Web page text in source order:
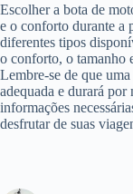
Escolher a bota de
e o conforto durante a
diferentes tipos
o conforto, o tamanho
Lembre-se de que
adequada e durará
informações
desfrutar de suas